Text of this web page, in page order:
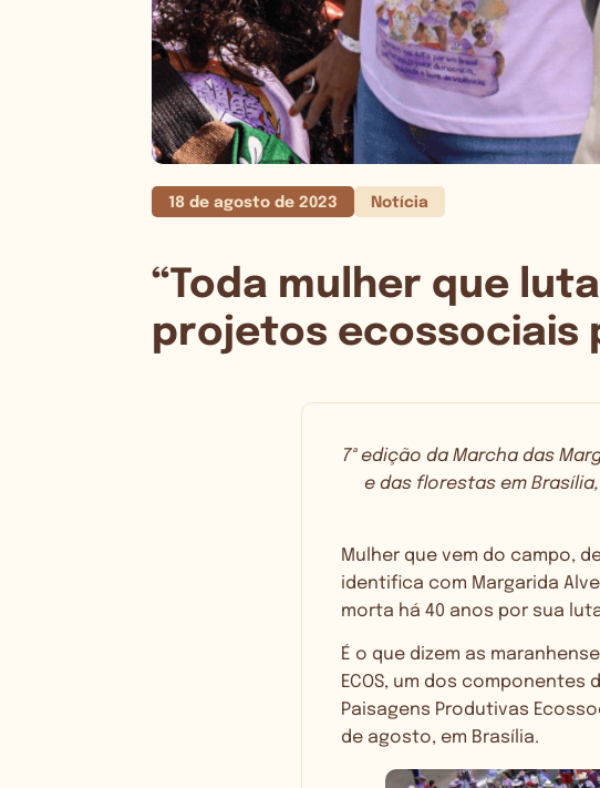
18 de agosto de 2023 Notícia
“Toda mulher que
projetos ecossociais
7ª edição da Marcha das
e das florestas em
Mulher que vem do campo,
identifica com Margarida
morta há 40 anos por sua
É o que dizem as
ECOS, um dos
Paisagens Produtivas
de agosto, em Brasília.